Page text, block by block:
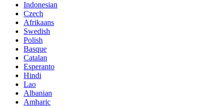
Indonesian
Czech
Afrikaans
Swedish
Polish
Basque
Catalan
Esperanto
Hindi
Lao
Albanian
Amharic